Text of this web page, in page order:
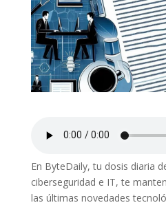
En ByteDaily, tu dosis diaria
ciberseguridad e IT, te
las últimas novedades